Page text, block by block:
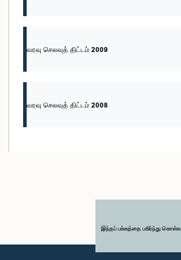
வரவு செலவுத் திட்டம் 2009
வரவு செலவுத் திட்டம் 2008
இந்தப் பக்கத்தை பகிர்ந்து கொள்க